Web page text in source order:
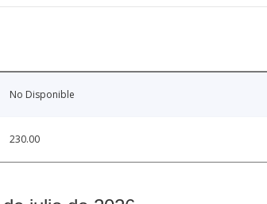
No Disponible
230.00